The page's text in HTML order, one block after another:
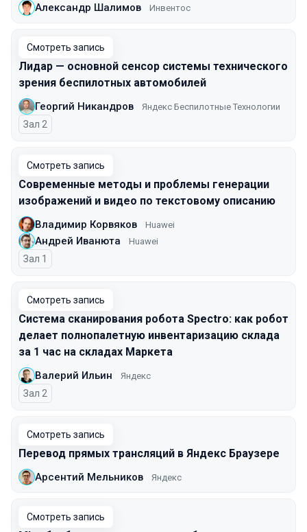
Александр Шалимов Инвентос
Смотреть запись
Лидар — основной сенсор системы технического
зрения беспилотных автомобилей
Георгий Никандров Яндекс Беспилотные Технологии
Зал 2
Смотреть запись
Современные методы и проблемы генерации
изображений и видео по текстовому описанию
Владимир Корвяков Huawei
Андрей Иванюта Huawei
Зал 1
Смотреть запись
Система сканирования робота Spectro: как робот
делает полнопалетную инвентаризацию склада
за 1 час на складах Маркета
Валерий Ильин Яндекс
Зал 2
Смотреть запись
Перевод прямых трансляций в Яндекс Браузере
Арсентий Мельников Яндекс
Смотреть запись